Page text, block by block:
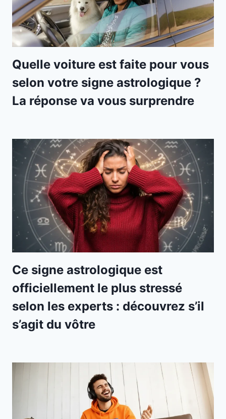
Quelle voiture est faite pour vous
selon votre signe astrologique ?
La réponse va vous surprendre
Ce signe astrologique est
officiellement le plus stressé
selon les experts : découvrez s’il
s’agit du vôtre